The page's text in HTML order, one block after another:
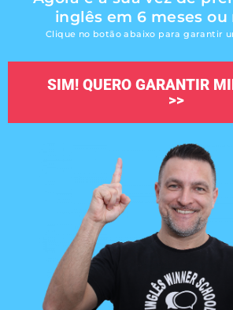
inglês em 6 meses
Clique no botão abaixo para garantir
SIM! QUERO GARANTIR
>>